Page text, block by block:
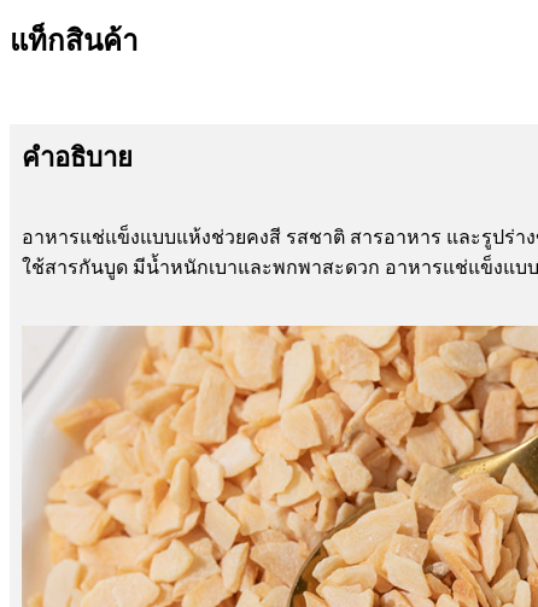
แท็กสินค้า
คำอธิบาย
อาหารแช่แข็งแบบแห้งช่วยคงสี รสชาติ สารอาหาร และรูปร่
ใช้สารกันบูด มีน้ำหนักเบาและพกพาสะดวก อาหารแช่แข็งแบ